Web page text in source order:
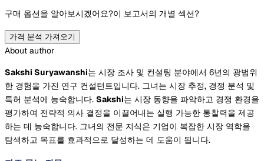
구매 옵션을 알아보시겠어요?이 보고서의 개별 섹션?
가격 분석 가져오기
About author
Sakshi Suryawanshi는 시장 조사 및 컨설팅 분야에서 6년의 광범위
한 경험을 가진 연구 컨설턴트입니다. 그녀는 시장 추정, 경쟁 분석 및
특허 분석에 능숙합니다. Sakshi는 시장 동향을 파악하고 경쟁 환경을
평가하여 전략적 의사 결정을 이끌어내는 실행 가능한 통찰력을 제공
하는 데 능숙합니다. 그녀의 전문 지식은 기업이 복잡한 시장 역학을
탐색하고 목표를 효과적으로 달성하는 데 도움이 됩니다.